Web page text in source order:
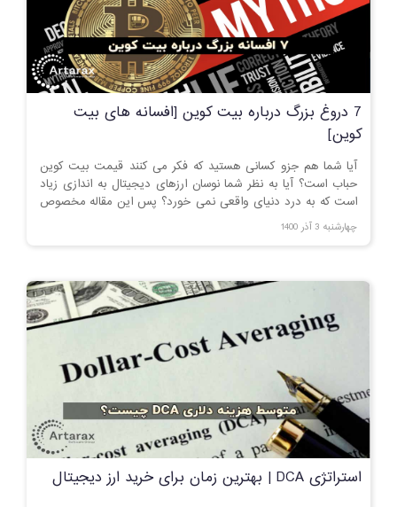
7 دروغ بزرگ درباره بیت کوین [افسانه های بیت
کوین]
آیا شما هم جزو کسانی هستید که فکر می کنند قیمت بیت کوین
حباب است؟ آیا به نظر شما نوسان ارزهای دیجیتال به اندازی زیاد
است که به درد دنیای واقعی نمی خورد؟ پس این مقاله مخصوص
شماست! با ما همراه باشید
چهارشنبه 3 آذر 1400
استراتژی DCA | بهترین زمان برای خرید ارز دیجیتال